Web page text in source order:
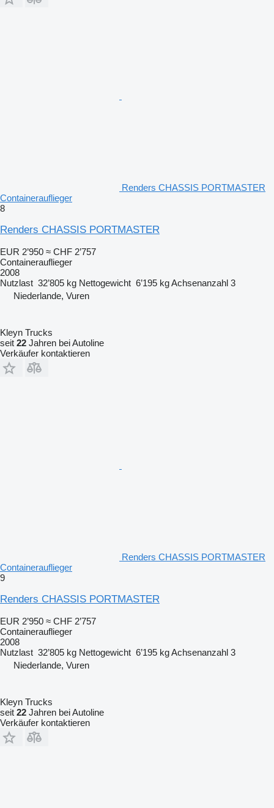
Renders CHASSIS PORTMASTER
Containerauflieger
8
Renders CHASSIS PORTMASTER
EUR 2’950 ≈ CHF 2’757
Containerauflieger
2008
Nutzlast 32’805 kg Nettogewicht 6’195 kgAchsenanzahl 3
Niederlande, Vuren
Kleyn Trucks
seit 22 Jahren bei Autoline
Verkäufer kontaktieren
Renders CHASSIS PORTMASTER
Containerauflieger
9
Renders CHASSIS PORTMASTER
EUR 2’950 ≈ CHF 2’757
Containerauflieger
2008
Nutzlast 32’805 kg Nettogewicht 6’195 kgAchsenanzahl 3
Niederlande, Vuren
Kleyn Trucks
seit 22 Jahren bei Autoline
Verkäufer kontaktieren